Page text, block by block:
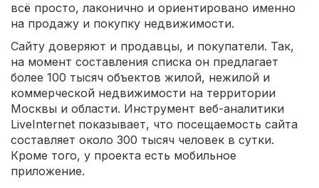
всё просто, лаконично и ориентировано именно
на продажу и покупку недвижимости.
Сайту доверяют и продавцы, и покупатели. Так,
на момент составления списка он предлагает
более 100 тысяч объектов жилой, нежилой и
коммерческой недвижимости на территории
Москвы и области. Инструмент веб-аналитики
LiveInternet показывает, что посещаемость сайта
составляет около 300 тысяч человек в сутки.
Кроме того, у проекта есть мобильное
приложение.